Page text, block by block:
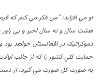
او مي افزايد: “من فکر مي کنم که
هشت سال و نه سال اخير و بي
دموکراتيک در افغانستان خواهد
حمايت کلي کشور را که از جانب
به صورت کل صورت مي گيرد، از